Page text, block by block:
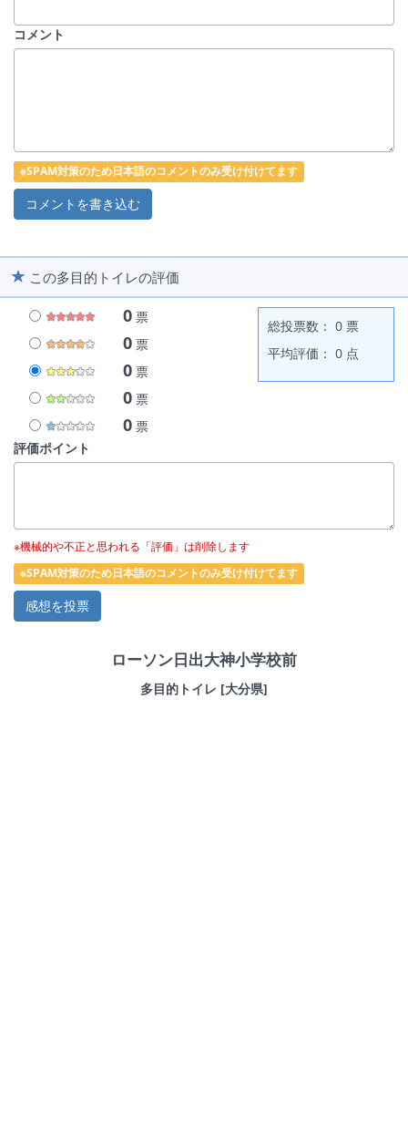
コメント
※SPAM対策のため日本語のコメントのみ受け付けてます
この多目的トイレの評価
0 票
0 票
0 票
0 票
0 票
総投票数： 0 票
平均評価： 0 点
評価ポイント
※機械的や不正と思われる「評価」は削除します
※SPAM対策のため日本語のコメントのみ受け付けてます
ローソン日出大神小学校前
多目的トイレ [大分県]